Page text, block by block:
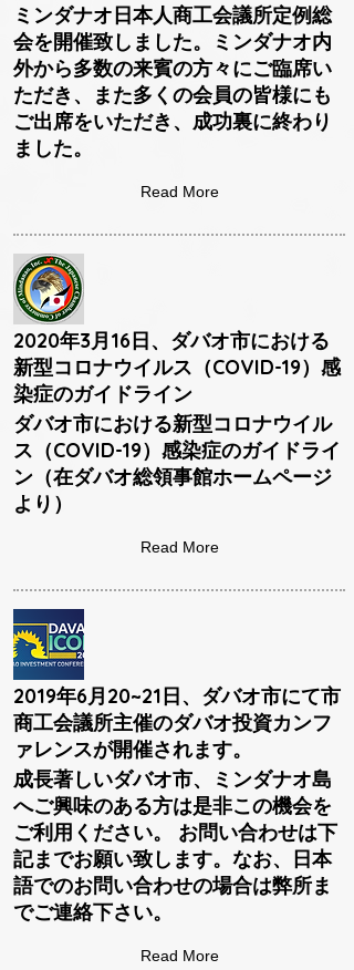
ミンダナオ日本人商工会議所定例総
会を開催致しました。ミンダナオ内
外から多数の来賓の方々にご臨席い
ただき、また多くの会員の皆様にも
ご出席をいただき、成功裏に終わり
ました。
Read More
2020年3月16日、ダバオ市における
新型コロナウイルス（COVID-19）感
染症のガイドライン
ダバオ市における新型コロナウイル
ス（COVID-19）感染症のガイドライ
ン（在ダバオ総領事館ホームページ
より）
Read More
2019年6月20~21日、ダバオ市にて市
商工会議所主催のダバオ投資カンフ
ァレンスが開催されます。
成長著しいダバオ市、ミンダナオ島
へご興味のある方は是非この機会を
ご利用ください。 お問い合わせは下
記までお願い致します。なお、日本
語でのお問い合わせの場合は弊所ま
でご連絡下さい。
Read More